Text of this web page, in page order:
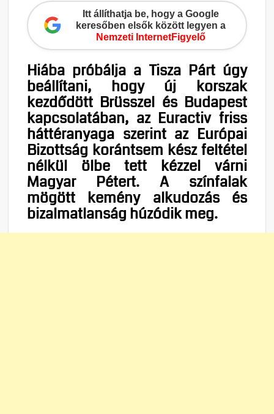
Itt állíthatja be, hogy a Google
keresőben elsők között legyen a
Nemzeti InternetFigyelő
Hiába próbálja a Tisza Párt úgy
beállítani, hogy új korszak
kezdődött Brüsszel és Budapest
kapcsolatában, az Euractiv friss
háttéranyaga szerint az Európai
Bizottság korántsem kész feltétel
nélkül ölbe tett kézzel várni
Magyar Pétert. A színfalak
mögött kemény alkudozás és
bizalmatlanság húzódik meg.